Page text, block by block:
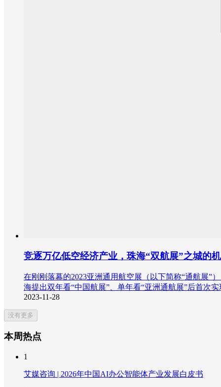
竞逐万亿低空经济产业，珠海“双航展”之城的
在刚刚落幕的2023亚洲通用航空展（以下简称“通航展”
海提出双年看“中国航展”、单年看“亚洲通航展”后首次实
2023-11-28
没有更多
本周热点
1
艾媒咨询 | 2026年中国AI办公智能体产业发展白皮书